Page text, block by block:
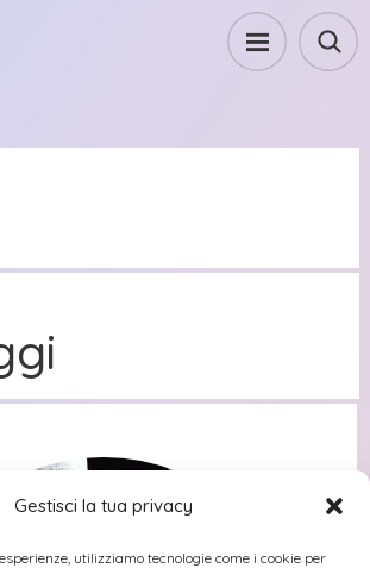
Gestisci la tua privacy
utilizziamo tecnologie come i cookie per